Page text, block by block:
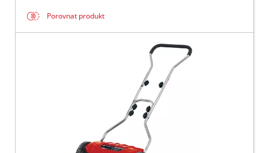
Porovnat produkt